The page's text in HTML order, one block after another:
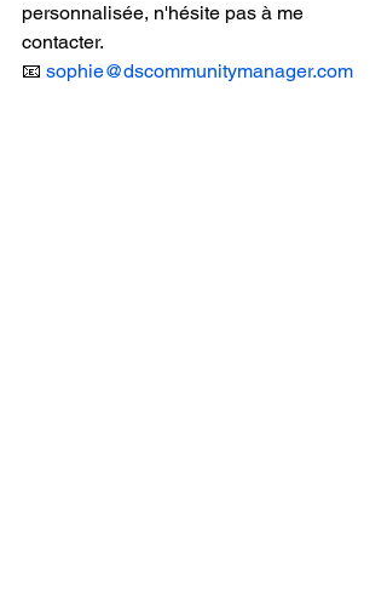
personnalisée, n'hésite pas à me
contacter.
📧 sophie@dscommunitymanager.com